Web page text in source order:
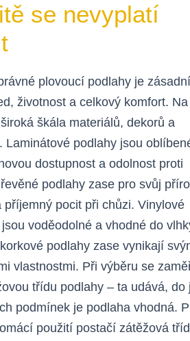
se nevyplatí
plovoucí podlahy je
životnost a celkový komfort.
škála materiálů, dekorů a
Laminátové podlahy jsou
dostupnost a odolnost proti
podlahy zase pro svůj
příjemný pocit při chůzi. Vinylové
voděodolné a vhodné do
podlahy zase vynikají
vlastnostmi. Při výběru se
třídu podlahy – ta udává, do
podmínek je podlaha vhodná.
použití postačí zátěžová